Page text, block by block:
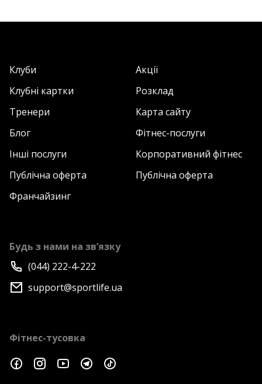
Клуби
Акції
Клубні картки
Розклад
Тренери
Карта сайту
Блог
Фітнес-послуги
Інші послуги
Корпоративний фітнес
Публічна оферта
Публічна оферта
Франчайзинг
Будь з нами на зв’язку
(044) 222-4-222
support@sportlife.ua
Фітнес-тусовка